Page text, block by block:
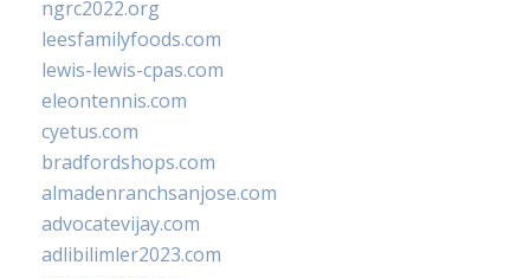
ngrc2022.org
leesfamilyfoods.com
lewis-lewis-cpas.com
eleontennis.com
cyetus.com
bradfordshops.com
almadenranchsanjose.com
advocatevijay.com
adlibilimler2023.com